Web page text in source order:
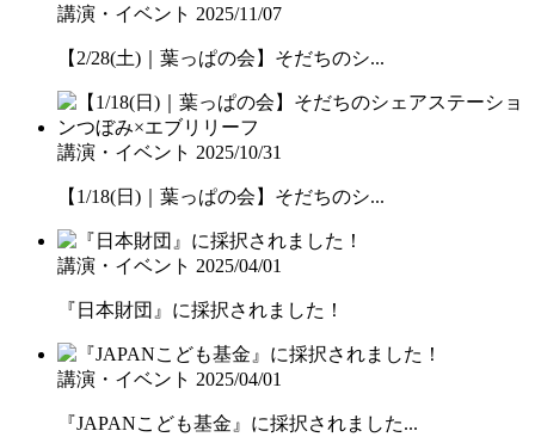
講演・イベント 2025/11/07
【2/28(土)｜葉っぱの会】そだちのシ...
講演・イベント 2025/10/31
【1/18(日)｜葉っぱの会】そだちのシ...
講演・イベント 2025/04/01
『日本財団』に採択されました！
講演・イベント 2025/04/01
『JAPANこども基金』に採択されました...